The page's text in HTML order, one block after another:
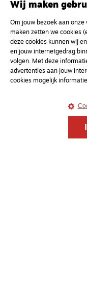
Wij maken
Om jouw bezoek aan
maken zetten we cookies
deze cookies kunnen wij
en jouw internetgedrag
volgen. Met deze
advertenties aan jouw
cookies mogelijk